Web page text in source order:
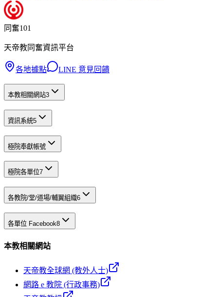
同奮101
天帝教同奮資訊平台
各地據點 LINE 意見回饋
本教相關網站3
資訊系統5
極院奉獻帳號
極院各單位7
各教院/堂/道場/輔翼組織6
各單位 Facebook8
本教相關網站
天帝教全球網 (教外人士)
網路 e 教院 (行政事務)